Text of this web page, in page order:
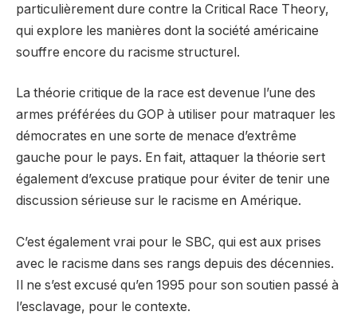
particulièrement dure contre la Critical Race Theory,
qui explore les manières dont la société américaine
souffre encore du racisme structurel.
La théorie critique de la race est devenue l’une des
armes préférées du GOP à utiliser pour matraquer les
démocrates en une sorte de menace d’extrême
gauche pour le pays. En fait, attaquer la théorie sert
également d’excuse pratique pour éviter de tenir une
discussion sérieuse sur le racisme en Amérique.
C’est également vrai pour le SBC, qui est aux prises
avec le racisme dans ses rangs depuis des décennies.
Il ne s’est excusé qu’en 1995 pour son soutien passé à
l’esclavage, pour le contexte.